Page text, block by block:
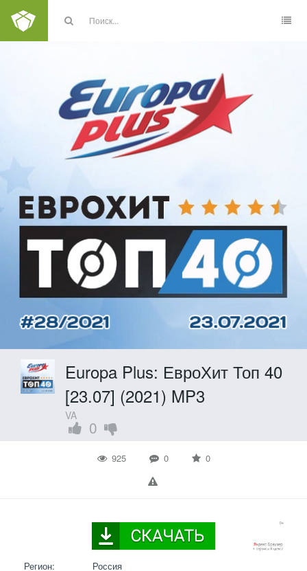
Europa Plus: ЕвроХит Топ 40
[23.07] (2021) MP3
VA
0
925 0 0
Регион:
Россия